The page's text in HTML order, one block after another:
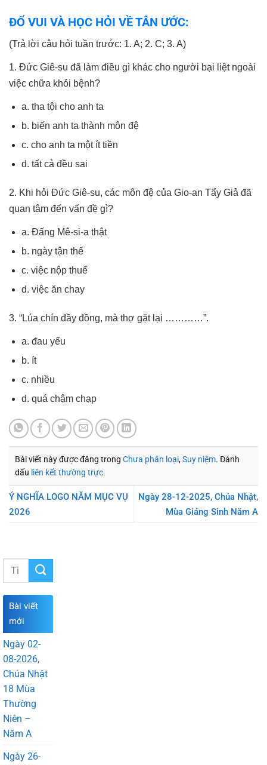
ĐỐ VUI VÀ HỌC HỎI VỀ TÂN ƯỚC:
(Trả lời câu hỏi tuần trước: 1. A; 2. C; 3. A)
1. Đức Giê-su đã làm điều gì khác cho người bại liệt ngoài
việc chữa khỏi bệnh?
a. tha tội cho anh ta
b. biến anh ta thành môn đệ
c. cho anh ta một ít tiền
d. tất cả đều sai
2. Khi hỏi Đức Giê-su, các môn đệ của Gio-an Tẩy Giả đã
quan tâm đến vấn đề gì?
a. Đấng Mê-si-a thật
b. ngày tận thế
c. việc nộp thuế
d. việc ăn chay
3. “Lúa chín đầy đồng, mà thợ gặt lại …………”.
a. đau yếu
b. ít
c. nhiều
d. quá chậm chạp
Bài viết này được đăng trong Chưa phân loại,Suy niệm. Đánh
dấu liên kết thường trực.
Ý NGHĨA LOGO NĂM MỤC VỤ
2026
Ngày 28-12-2025, Chúa Nhật,
Mùa Giáng Sinh Năm A
Bài viết
mới
Ngày 02-
08-2026,
Chúa Nhật
18 Mùa
Thường
Niên –
Năm A
Ngày 26-